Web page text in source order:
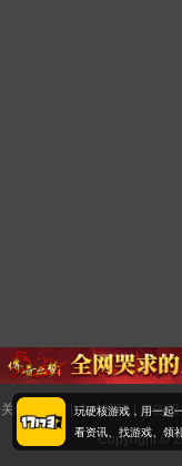
关于17173 |人才招聘 广告
Copyright ©
玩硬核游戏，用一起
看资讯、找游戏、领